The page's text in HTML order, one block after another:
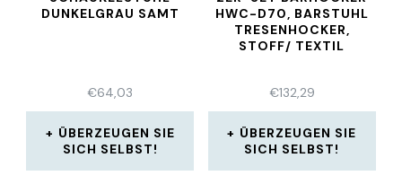
DUNKELGRAU SAMT
€64,03
ÜBERZEUGEN SIE
SICH SELBST!
HWC-D70, BARSTUHL
TRESENHOCKER,
STOFF/ TEXTIL
€132,29
ÜBERZEUGEN SIE
SICH SELBST!